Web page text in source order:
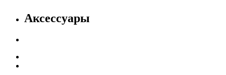
Аксессуары